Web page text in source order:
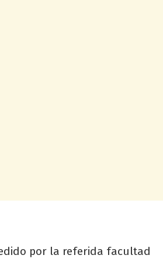
por la referida facultad